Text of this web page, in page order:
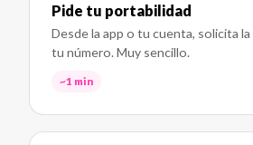
Pide tu portabilidad
Desde la app o tu cuenta, solicita la
tu número. Muy sencillo.
~1 min